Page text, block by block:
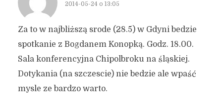
2014-05-24 o 13:05
Za to w najbliższą srode (28.5) w Gdyni bedzie
spotkanie z Bogdanem Konopką. Godz. 18.00.
Sala konferencyjna Chipolbroku na śląskiej.
Dotykania (na szczescie) nie bedzie ale wpaść
mysle ze bardzo warto.